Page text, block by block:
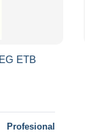
ETB
Profesional